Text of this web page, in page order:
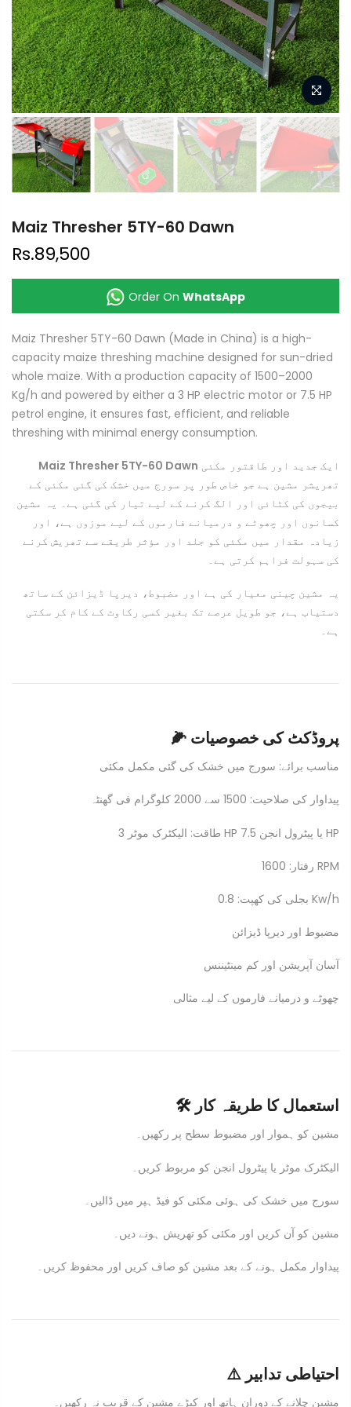
Maiz Thresher 5TY-60 Dawn
Rs.89,500
Order On WhatsApp
Maiz Thresher 5TY-60 Dawn (Made in China) is a high-
capacity maize threshing machine designed for sun-dried
whole maize. With a production capacity of 1500–2000
Kg/h and powered by either a 3 HP electric motor or 7.5 HP
petrol engine, it ensures fast, efficient, and reliable
threshing with minimal energy consumption.
Maiz Thresher 5TY-60 Dawn
تھریشر مشین ہے جو خاص طور پر سورج میں خشک کی گئی مکئی کے
بیجوں کی کٹائی اور الگ کرنے کے لیے تیار کی گئی ہے۔ یہ مشین
کسانوں اور چھوٹے و درمیانے فارموں کے لیے موزوں ہے، اور
زیادہ مقدار میں مکئی کو جلد اور مؤثر طریقے سے تھریش کرنے
کی سہولت فراہم کرتی ہے۔
یہ مشین چینی معیار کی ہے اور مضبوط، دیرپا ڈیزائن کے ساتھ
دستیاب ہے، جو طویل عرصے تک بغیر کسی رکاوٹ کے کام کر سکتی
ہے۔
🌽 پروڈکٹ کی خصوصیات
مناسب برائے: سورج میں خشک کی گئی مکمل مکئی
پیداوار کی صلاحیت: 1500 سے 2000 کلوگرام فی گھنٹہ
طاقت: الیکٹرک موٹر 3 HP یا پیٹرول انجن 7.5 HP
رفتار: 1600 RPM
بجلی کی کھپت: 0.8 Kw/h
مضبوط اور دیرپا ڈیزائن
آسان آپریشن اور کم مینٹیننس
چھوٹے و درمیانے فارموں کے لیے مثالی
🛠️ استعمال کا طریقہ کار
مشین کو ہموار اور مضبوط سطح پر رکھیں۔
الیکٹرک موٹر یا پیٹرول انجن کو مربوط کریں۔
سورج میں خشک کی ہوئی مکئی کو فیڈ ہپر میں ڈالیں۔
مشین کو آن کریں اور مکئی کو تھریش ہونے دیں۔
پیداوار مکمل ہونے کے بعد مشین کو صاف کریں اور محفوظ کریں۔
⚠️ احتیاطی تدابیر
مشین چلانے کے دوران ہاتھ اور کپڑے مشین کے قریب نہ رکھیں۔